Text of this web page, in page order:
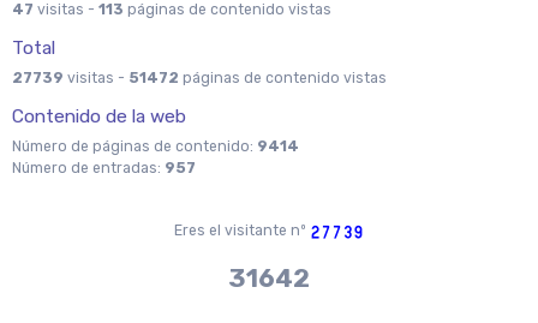
47 visitas - 113 páginas de contenido vistas
Total
27739 visitas - 51472 páginas de contenido vistas
Contenido de la web
Número de páginas de contenido: 9414
Número de entradas: 957
Eres el visitante nº
36704